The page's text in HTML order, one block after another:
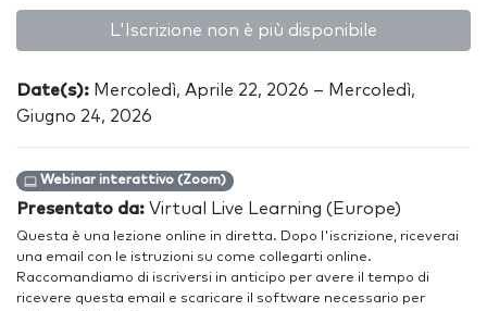
L'Iscrizione non è più disponibile
Date(s): Mercoledì, Aprile 22, 2026 – Mercoledì,
Giugno 24, 2026
Webinar interattivo (Zoom)
Presentato da: Virtual Live Learning (Europe)
Questa è una lezione online in diretta. Dopo l'iscrizione, riceverai
una email con le istruzioni su come collegarti online.
Raccomandiamo di iscriversi in anticipo per avere il tempo di
ricevere questa email e scaricare il software necessario per